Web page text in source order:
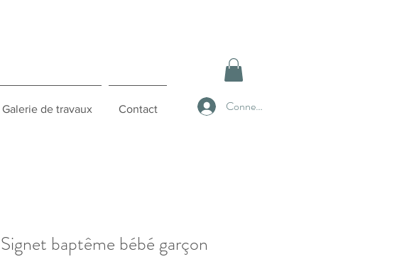
Galerie de travaux Contact Connexion
Signet baptême bébé garçon